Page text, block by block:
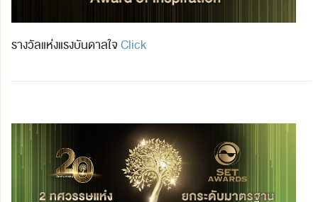
รางวัลแห่งแรงบันดาลใจClick